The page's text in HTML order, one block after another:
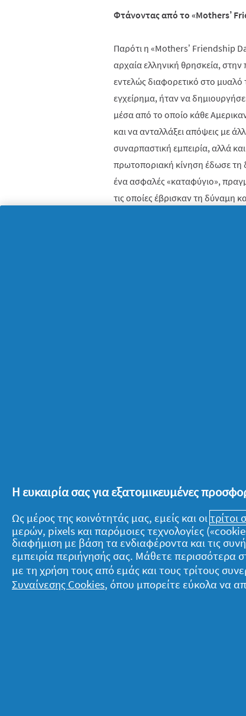
Φτάνοντας από το «Mothers’
Παρότι η «Mothers’ Friendship
αρχαία ελληνική θρησκεία, στην
εντελώς διαφορετικό στο
εγχείρημα, ήταν να
μέσα από το οποίο κάθε
και να ανταλλάξει απόψεις με
συναρπαστική εμπειρία, αλλά
πρωτοποριακή κίνηση έδωσε τη
ένα ασφαλές «καταφύγιο»,
τις οποίες έβρισκαν τη δύναμη
σπουδαία σημασία το τι
είναι να μοιραστούμε αυτή την
γυναίκα που αποκαλούμε
την ημέρα της μητέρας, είτε να
αγκαλιά, δεν υπάρχει αμφιβολία
ανταποδώσουμε τη φροντίδα
Η ευκαιρία σας για εξατομικευμένες
Ως μέρος της κοινότητάς μας, εμείς και οι τρίτοι
μερών, pixels και παρόμοιες τεχνολογίες
διαφήμιση με βάση τα ενδιαφέροντα και τις
εμπειρία περιήγησής σας. Μάθετε περισσότερα
με τη χρήση τους από εμάς και τους τρίτους
Συναίνεσης Cookies, όπου μπορείτε εύκολα να